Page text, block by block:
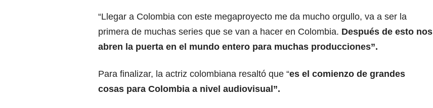
“Llegar a Colombia con este megaproyecto me da mucho orgullo, va a ser la
primera de muchas series que se van a hacer en Colombia. Después de esto nos
abren la puerta en el mundo entero para muchas producciones”.
Para finalizar, la actriz colombiana resaltó que “es el comienzo de grandes
cosas para Colombia a nivel audiovisual”.